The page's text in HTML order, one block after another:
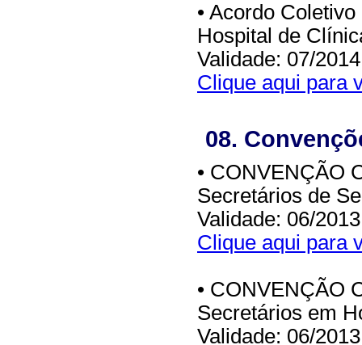
• Acordo
Hospital de
Validade: 07/
Clique aqui para
08.
• CONVENÇÃO
Secretários de
Validade: 06/
Clique aqui para
• CONVENÇÃO
Secretários em
Validade: 06/